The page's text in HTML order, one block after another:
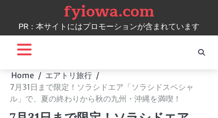
content
fyiowa.com
PR：本サイトにはプロモーションが含まれています
Home
エアトリ旅行
7月31日まで限定！ソラシドエア「ソラシドスペシャ
ル」で、夏の終わりから秋の九州・沖縄を満喫！